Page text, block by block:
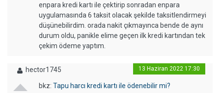
enpara kredi kartı ile çektirip sonradan enpara
uygulamasında 6 taksit olacak şekilde taksitlendirmeyi
düşünebilirdim. orada nakit çıkmayınca bende de aynı
durum oldu, panikle elime geçen ilk kredi kartından tek
çekim ödeme yaptım.
hector1745 13 Haziran 2022 17:30
bkz: Tapu harcı kredi kartı ile ödenebilir mi?